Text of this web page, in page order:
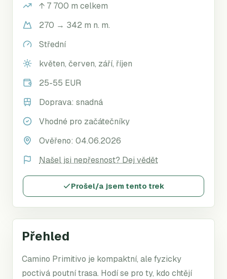
Přehled
Camino Primitivo je kompaktní, ale fyzicky
poctivá poutní trasa. Hodí se pro ty, kdo chtějí
↑ 7 700 m celkem
270 → 342 m n. m.
Střední
květen, červen, září, říjen
25-55 EUR
Doprava: snadná
Vhodné pro začátečníky
Ověřeno: 04.06.2026
Našel jsi nepřesnost? Dej vědět
Prošel/a jsem tento trek